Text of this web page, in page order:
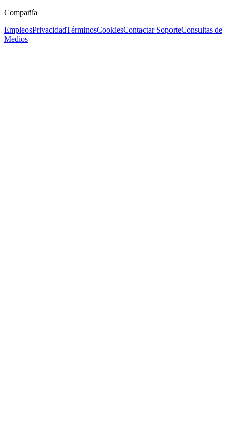
Compañía
EmpleosPrivacidadTérminosCookiesContactar SoporteConsultas de
Medios